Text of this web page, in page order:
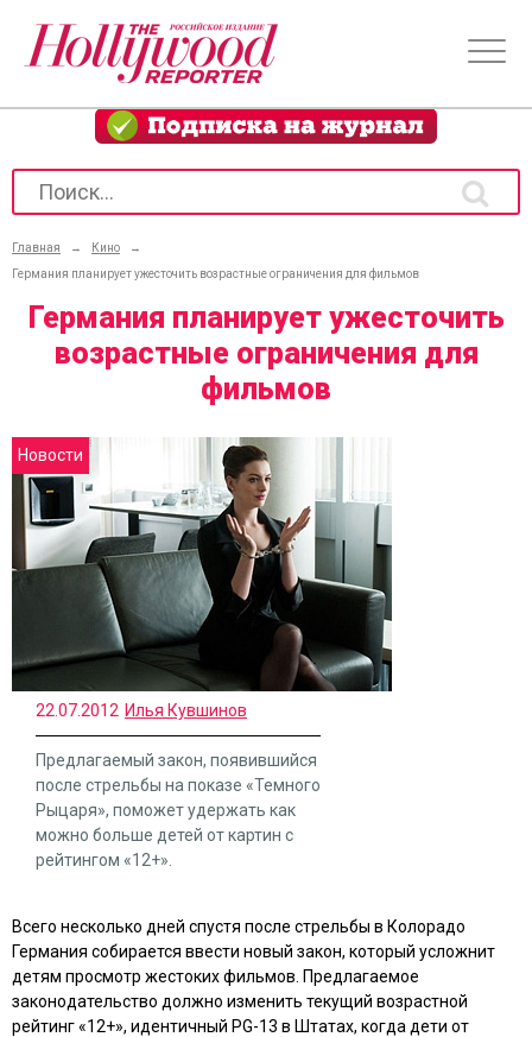
Главная → Кино
→
Германия планирует ужесточить возрастные ограничения для фильмов
Германия планирует ужесточить
возрастные ограничения для
фильмов
Новости
22.07.2012 Илья Кувшинов
Предлагаемый закон, появившийся
после стрельбы на показе «Темного
Рыцаря», поможет удержать как
можно больше детей от картин с
рейтингом «12+».
Всего несколько дней спустя после стрельбы в Колорадо
Германия собирается ввести новый закон, который усложнит
детям просмотр жестоких фильмов. Предлагаемое
законодательство должно изменить текущий возрастной
рейтинг «12+», идентичный PG-13 в Штатах, когда дети от